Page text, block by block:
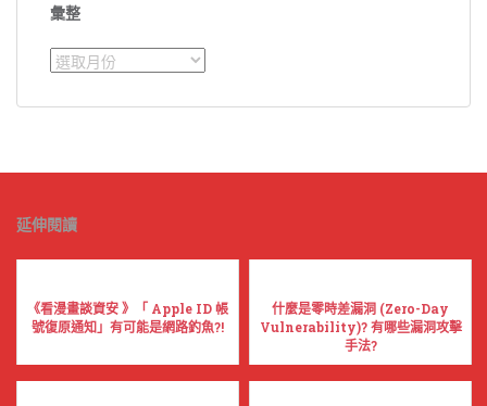
彙整
彙
延伸閱讀
《看漫畫談資安 》「 Apple ID 帳
號復原通知」有可能是網路釣魚?!
什麼是零時差漏洞 (Zero-Day
Vulnerability)? 有哪些漏洞攻擊
手法?